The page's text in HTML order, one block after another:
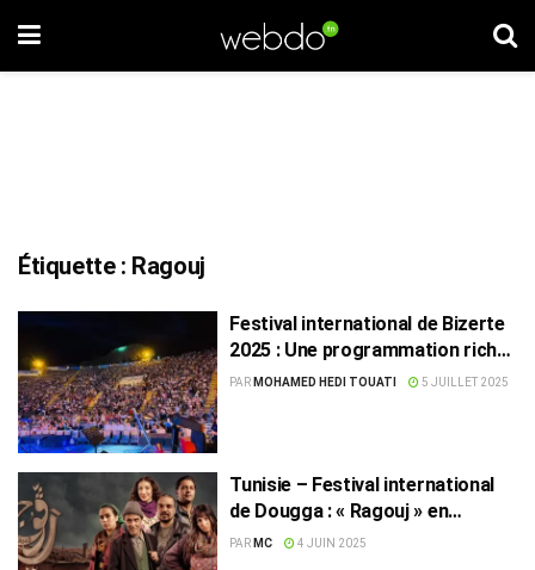
Étiquette : Ragouj
Festival international de Bizerte
2025 : Une programmation riche
de 19 soirées
PAR MOHAMED HEDI TOUATI 5 JUILLET 2025
Tunisie – Festival international
de Dougga : « Ragouj » en
apothéose
PAR MC 4 JUIN 2025